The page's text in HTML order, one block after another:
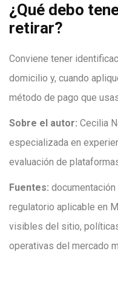
¿Qué debo
retirar?
Conviene tener
domicilio y, cuando
método de pago que
Sobre el autor: Cecilia
especializada en
evaluación de
Fuentes:
regulatorio aplicable en
visibles del sitio,
operativas del mercado